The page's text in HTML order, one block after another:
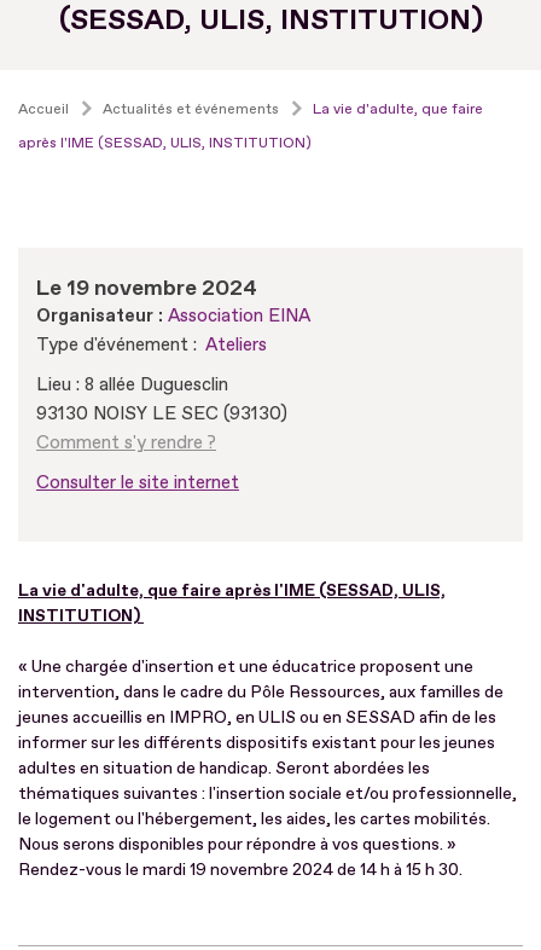
(SESSAD, ULIS, INSTITUTION)
Accueil Actualités et événements
La vie d'adulte, que faire
après l'IME (SESSAD, ULIS, INSTITUTION)
Le 19 novembre 2024
Organisateur : Association EINA
Type d'événement : Ateliers
Lieu : 8 allée Duguesclin
93130 NOISY LE SEC (93130)
Comment s'y rendre ?
Consulter le site internet
La vie d'adulte, que faire après l'IME (SESSAD, ULIS,
INSTITUTION)
« Une chargée d'insertion et une éducatrice proposent une
intervention, dans le cadre du Pôle Ressources, aux familles de
jeunes accueillis en IMPRO, en ULIS ou en SESSAD afin de les
informer sur les différents dispositifs existant pour les jeunes
adultes en situation de handicap. Seront abordées les
thématiques suivantes : l'insertion sociale et/ou professionnelle,
le logement ou l'hébergement, les aides, les cartes mobilités.
Nous serons disponibles pour répondre à vos questions. »
Rendez-vous le mardi 19 novembre 2024 de 14 h à 15 h 30.